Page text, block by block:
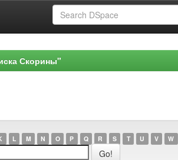
Скорины"
L M N O P Q R S T U V W